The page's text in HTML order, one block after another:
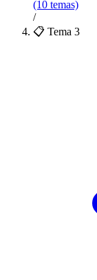
(10 temas)
/
📋 Tema 3